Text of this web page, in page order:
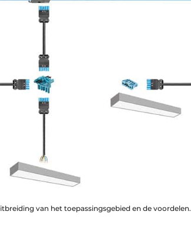
van het toepassingsgebied en de voordelen.